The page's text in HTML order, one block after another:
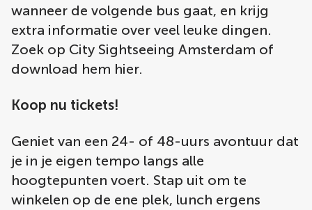
wanneer de volgende bus gaat, en krijg
extra informatie over veel leuke dingen.
Zoek op City Sightseeing Amsterdam of
download hem hier.
Koop nu tickets!
Geniet van een 24- of 48-uurs avontuur dat
je in je eigen tempo langs alle
hoogtepunten voert. Stap uit om te
winkelen op de ene plek, lunch ergens